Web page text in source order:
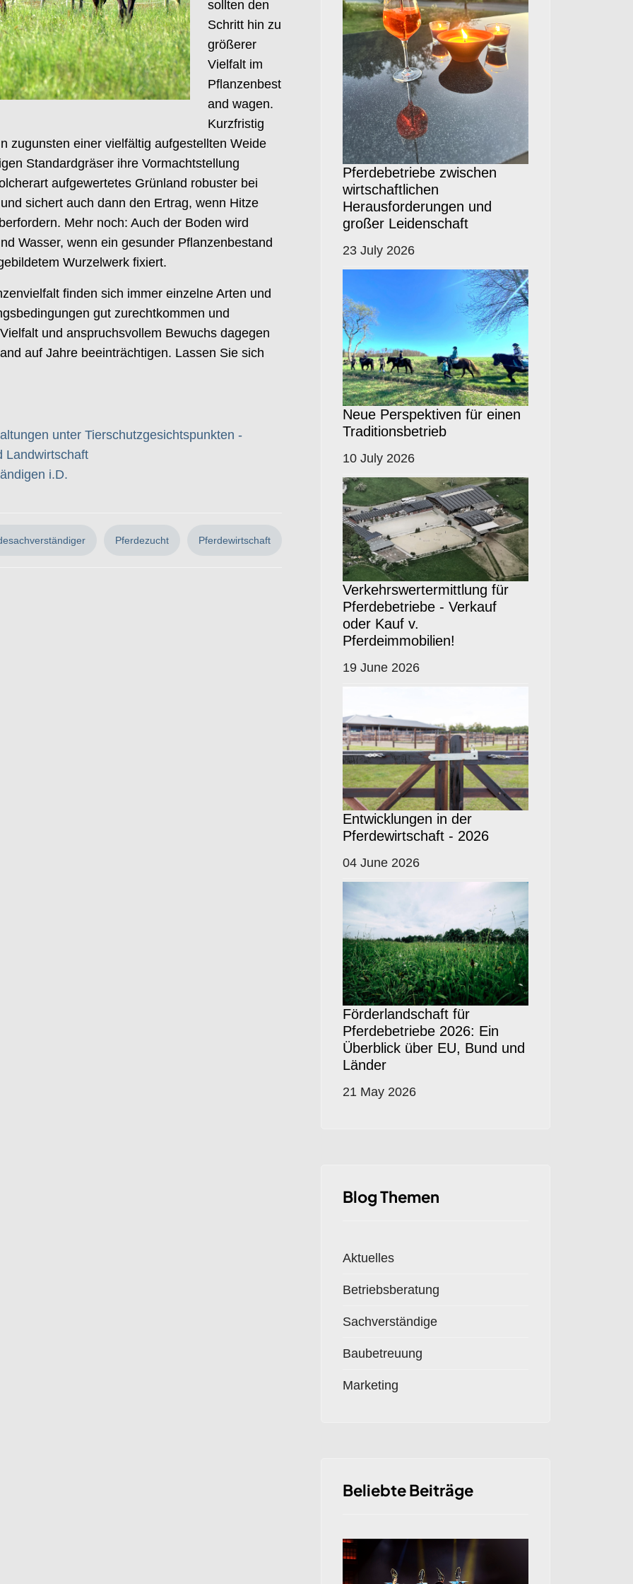
sollten den
Schritt hin zu
größerer
Vielfalt im
Pflanzenbest
and wagen.
Kurzfristig
zugunsten einer vielfältig aufgestellten Weide
Standardgräser ihre Vormachtstellung
aufgewertetes Grünland robuster bei
sichert auch dann den Ertrag, wenn Hitze
Mehr noch: Auch der Boden wird
Wasser, wenn ein gesunder Pflanzenbestand
Wurzelwerk fixiert.
finden sich immer einzelne Arten und
gut zurechtkommen und
und anspruchsvollem Bewuchs dagegen
auf Jahre beeinträchtigen. Lassen Sie sich
unter Tierschutzgesichtspunkten -
Landwirtschaft
i.D.
Pferdezucht Pferdewirtschaft
Pferdebetriebe zwischen
wirtschaftlichen
Herausforderungen und
großer Leidenschaft
23 July 2026
Neue Perspektiven für einen
Traditionsbetrieb
10 July 2026
Verkehrswertermittlung für
Pferdebetriebe - Verkauf
oder Kauf v.
Pferdeimmobilien!
19 June 2026
Entwicklungen in der
Pferdewirtschaft - 2026
04 June 2026
Förderlandschaft für
Pferdebetriebe 2026: Ein
Überblick über EU, Bund und
Länder
21 May 2026
Blog Themen
Aktuelles
Betriebsberatung
Sachverständige
Baubetreuung
Marketing
Beliebte Beiträge